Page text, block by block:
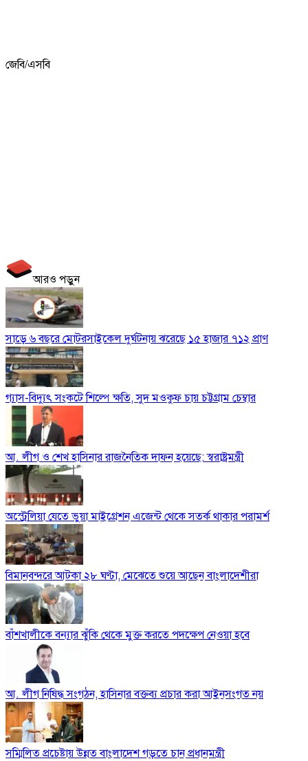
জেবি/এসবি
আরও পড়ুন
সাড়ে ৬ বছরে মোটরসাইকেল দুর্ঘটনায় ঝরেছে ১৫ হাজার ৭১২ প্রাণ
গ্যাস-বিদ্যুৎ সংকটে শিল্পে ক্ষতি, সুদ মওকুফ চায় চট্টগ্রাম চেম্বার
আ. লীগ ও শেখ হাসিনার রাজনৈতিক দাফন হয়েছে: স্বরাষ্ট্রমন্ত্রী
অস্ট্রেলিয়া যেতে ভুয়া মাইগ্রেশন এজেন্ট থেকে সতর্ক থাকার পরামর্শ
বিমানবন্দরে আটকা ২৮ ঘণ্টা, মেঝেতে শুয়ে আছেন বাংলাদেশীরা
বাঁশখালীকে বন্যার ঝুঁকি থেকে মুক্ত করতে পদক্ষেপ নেওয়া হবে
আ. লীগ নিষিদ্ধ সংগঠন, হাসিনার বক্তব্য প্রচার করা আইনসংগত নয়
সম্মিলিত প্রচেষ্টায় উন্নত বাংলাদেশ গড়তে চান প্রধানমন্ত্রী